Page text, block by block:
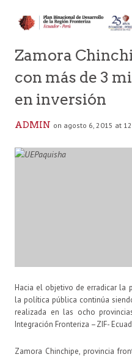
Zamora
con más de 3
en inversión
ADMIN on agosto 6, 2015 at
Hacia el objetivo de erradicar la
la política pública continúa
realizada en las ocho
Integración Fronteriza –ZIF-
Zamora Chinchipe, provincia